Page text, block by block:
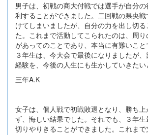
男子は、初戦の商大付戦では選手が自分
利することができました。二回戦の県央
けてしまいましたが、自分の力を出し切
た。これまで活動してこられたのは、周り
があってのことであり、本当に有難いこ
３年生は、今大会で最後になりましたが
経験を、今後の人生にも生かしていきたい
三年A.K
女子は、個人戦で初戦敗退となり、勝ち上
ず、悔しい結果でした。それでも、３年
切りやりきることができました。これまで